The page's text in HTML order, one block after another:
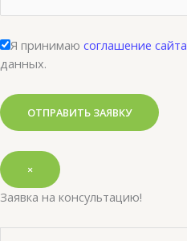
Я принимаю соглашение сайта
данных.
×
Заявка на консультацию!